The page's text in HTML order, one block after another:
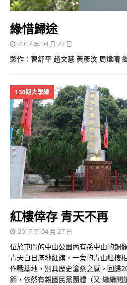
綠惜歸途
2017 年 04 月 27 日
製作：曹舒平 趙文慧 黃彥汶 周煒晴
130期大學線
紅樓倖存 青天不再
2017 年 04 月 27 日
位於屯門的中山公園內有孫中山的銅
青天白日滿地紅旗，一旁的青山紅樓
作戰基地，別具歷史滄桑之感。回歸
節，依然有親國民黨團體（又 繼續閱